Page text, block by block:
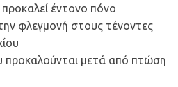
προκαλεί έντονο πόνο
φλεγμονή στους τένοντες
προκαλούνται μετά από πτώση